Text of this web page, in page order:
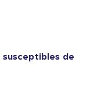
susceptibles de